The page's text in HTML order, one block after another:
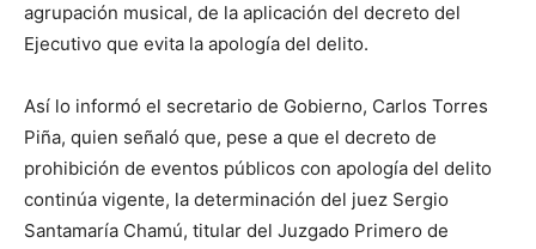
agrupación musical, de la aplicación del decreto del
Ejecutivo que evita la apología del delito.
Así lo informó el secretario de Gobierno, Carlos Torres
Piña, quien señaló que, pese a que el decreto de
prohibición de eventos públicos con apología del delito
continúa vigente, la determinación del juez Sergio
Santamaría Chamú, titular del Juzgado Primero de